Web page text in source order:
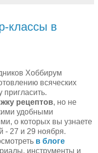
классы в
Хоббирум
всяческих
пригласить.
рецептов, но не
удобными
о которых вы узнаете
- 27 и 29 ноября.
в блоге
инструменты и